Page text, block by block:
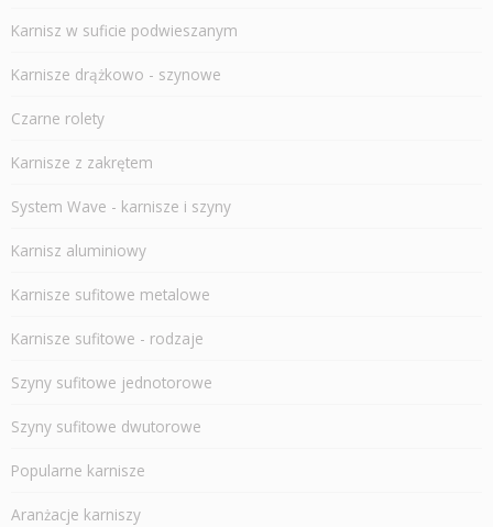
Karnisz w suficie podwieszanym
Karnisze drążkowo - szynowe
Czarne rolety
Karnisze z zakrętem
System Wave - karnisze i szyny
Karnisz aluminiowy
Karnisze sufitowe metalowe
Karnisze sufitowe - rodzaje
Szyny sufitowe jednotorowe
Szyny sufitowe dwutorowe
Popularne karnisze
Aranżacje karniszy